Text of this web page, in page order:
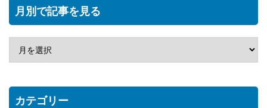
月別で記事を見る
カテゴリー